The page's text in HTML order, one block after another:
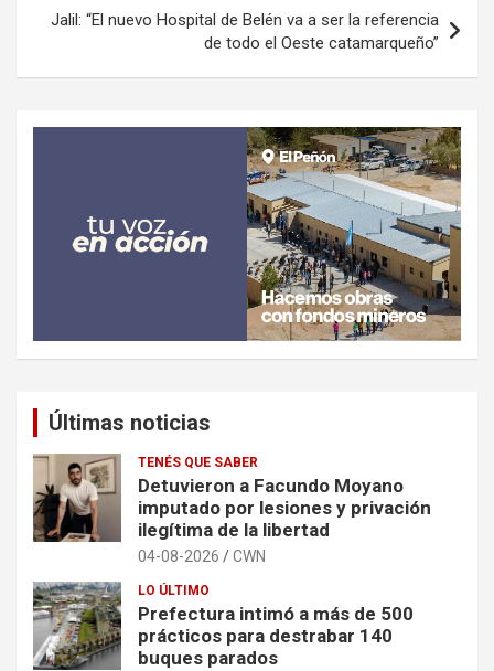
Jalil: “El nuevo Hospital de Belén va a ser la referencia
de todo el Oeste catamarqueño”
Últimas noticias
TENÉS QUE SABER
Detuvieron a Facundo Moyano
imputado por lesiones y privación
ilegítima de la libertad
04-08-2026 CWN
LO ÚLTIMO
Prefectura intimó a más de 500
prácticos para destrabar 140
buques parados